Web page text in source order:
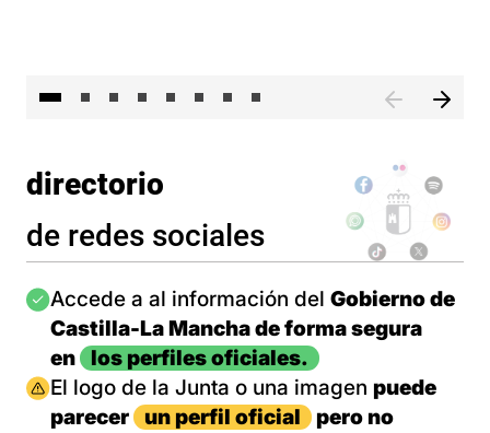
directorio
de redes sociales
Imagen
Accede a al información del Gobierno de
Castilla-La Mancha de forma segura
en
los perfiles oficiales.
Imagen
El logo de la Junta o una imagen puede
parecer
un perfil oficial
pero no